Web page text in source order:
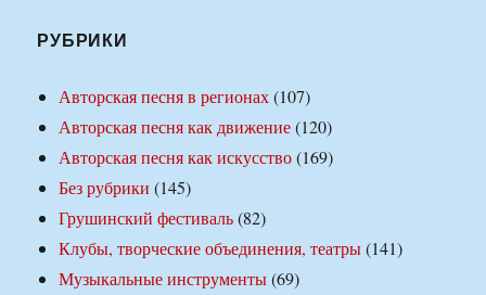
РУБРИКИ
Авторская песня в регионах(107)
Авторская песня как движение(120)
Авторская песня как искусство(169)
Без рубрики (145)
Грушинский фестиваль(82)
Клубы, творческие объединения, театры(141)
Музыкальные инструменты(69)